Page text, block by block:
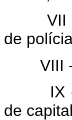
VII
de
VIII
IX
de